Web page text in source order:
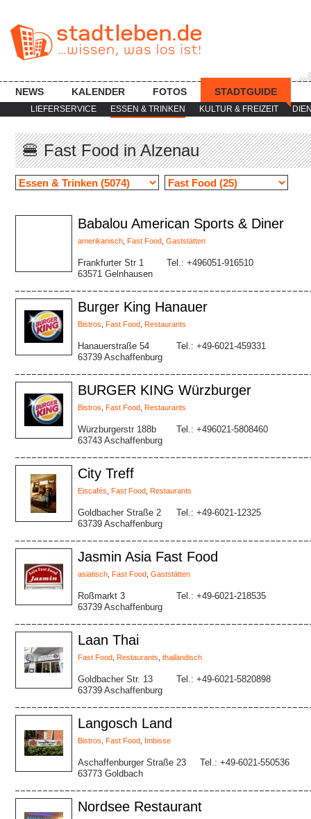
LIEFERSERVICE ESSEN & TRINKEN KULTUR & FREIZEIT
NEWS KALENDER FOTOS STADTGUIDE
🍔 Fast Food in Alzenau
Babalou American Sports & Diner
amerikanisch Fast Food Gaststätten
Frankfurter Str 1
63571 Gelnhausen
Tel.: +496051-916510
Burger King Hanauer
Bistros Fast Food Restaurants
Hanauerstraße 54
63739 Aschaffenburg
Tel.: +49-6021-459331
BURGER KING Würzburger
Bistros Fast Food Restaurants
Würzburgerstr 188b
63743 Aschaffenburg
Tel.: +496021-5808460
City Treff
Eiscafés Fast Food Restaurants
Goldbacher Straße 2
63739 Aschaffenburg
Tel.: +49-6021-12325
Jasmin Asia Fast Food
asiatisch Fast Food Gaststätten
Roßmarkt 3
63739 Aschaffenburg
Tel.: +49-6021-218535
Laan Thai
Fast Food Restaurants thailändisch
Goldbacher Str. 13
63739 Aschaffenburg
Tel.: +49-6021-5820898
Langosch Land
Bistros Fast Food Imbisse
Aschaffenburger Straße 23
63773 Goldbach
Tel.: +49-6021-550536
Nordsee Restaurant